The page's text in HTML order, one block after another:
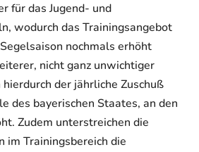
für das Jugend- und
wodurch das Trainingsangebot
nochmals erhöht
nicht ganz unwichtiger
der jährliche Zuschuß
des bayerischen Staates, an den
Zudem unterstreichen die
Trainingsbereich die